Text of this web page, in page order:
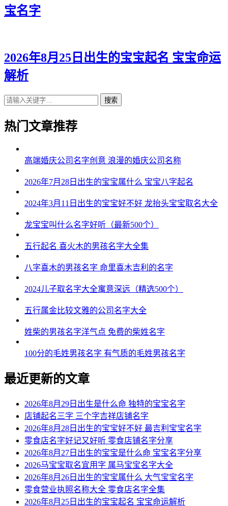
41、映甯、秋曦、丽娜、锦庚、庚妤
43、悦诗、滢嫣、琳兰、弘迅、迪亦
44、音雅、兮然、婧宁、康彦、芷源
45、秋沛、姗俪、妍梓、伦旭、菡楚
48、碧筠、卿莹、姿阳、郎庆、乐笑
49、珞璇、兮慕、嫣曦、海宸、帆嘉
50、杏琼、萌笑、影诗、寅亚、若海
51、俪冰、姿媛、念兮、瑜弘、博翰
52、爱碧、馨梓、妤晴、寅博、江翰
53、淼歆、珞梦、虹依、裕恺、峰译
54、甜晴、瑛倩、滢蕾、晨尊、颜瀚
55、念淼、睿晓、甜洛、渝道、朵威
56、蓉若、珞滢、嫣俪、龙晓、龙正
57、梵晴、云洛、碧蓓、宇博、正康
59、瑶萱、婉楚、雅影、俪弘、彦新
60、悠语、姝紫、冰姗、郎乐、凯元
61、俪儿、卿夏、静汐、旻诚、石尊
62、向宛、汐蓉、忆卿、洛霆、云宽
63、雨依、茜然、婕静、维诗、尚梁
64、影江、雯鸣、晓璇、源诺、钰海
65、婷颖、语婉、曦知、龄秋、睿翰
宝名字
2026年8月25日出生的宝宝起名 宝宝命运
解析
搜索
热门文章推荐
高端婚庆公司名字创意 浪漫的婚庆公司名称
2026年7月28日出生的宝宝属什么 宝宝八字起名
2024年3月11日出生的宝宝好不好 龙抬头宝宝取名大全
龙宝宝叫什么名字好听（最新500个）
五行起名 喜火木的男孩名字大全集
八字喜木的男孩名字 命里喜木吉利的名字
2024儿子取名字大全寓意深远（精选500个）
五行属金比较文雅的公司名字大全
姓柴的男孩名字洋气点 免费的柴姓名字
100分的毛姓男孩名字 有气质的毛姓男孩名字
最近更新的文章
2026年8月29日出生是什么命 独特的宝宝名字
店铺起名三字 三个字吉祥店铺名字
2026年8月28日出生的宝宝好不好 最吉利宝宝名字
零食店名字好记又好听 零食店铺名字分享
2026年8月27日出生的宝宝是什么命 宝宝名字分享
2026马宝宝取名宜用字 属马宝宝名字大全
2026年8月26日出生的宝宝属什么 大气宝宝名字
零食营业执照名称大全 零食店名字全集
2026年8月25日出生的宝宝起名 宝宝命运解析